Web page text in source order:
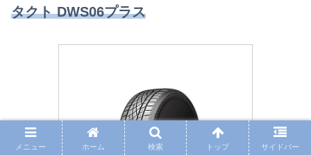
タクト DWS06プラス
メニュー ホーム 検索 トップ サイドバー